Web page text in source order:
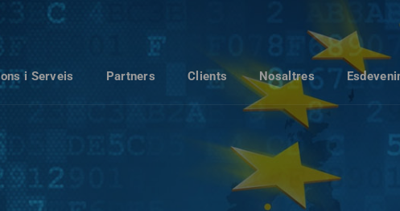
i Serveis Partners Clients Nosaltres